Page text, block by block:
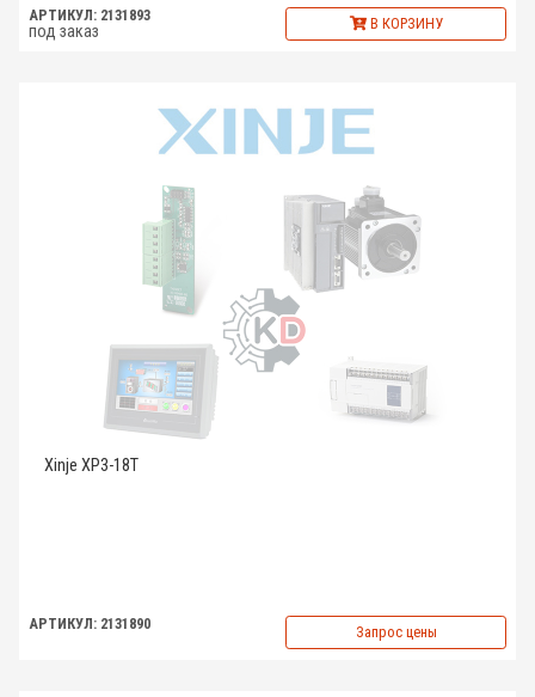
АРТИКУЛ: 2131893
под заказ В КОРЗИНУ
Xinje XP3-18T
АРТИКУЛ: 2131890 Запрос цены